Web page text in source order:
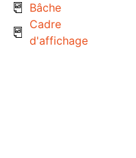
Bâche
Cadre
d'affichage